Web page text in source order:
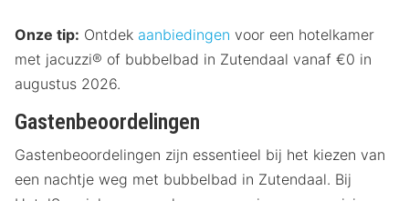
Onze tip: Ontdek aanbiedingen voor een hotelkamer
met jacuzzi® of bubbelbad in Zutendaal vanaf €0 in
augustus 2026.
Gastenbeoordelingen
Gastenbeoordelingen zijn essentieel bij het kiezen van
een nachtje weg met bubbelbad in Zutendaal. Bij